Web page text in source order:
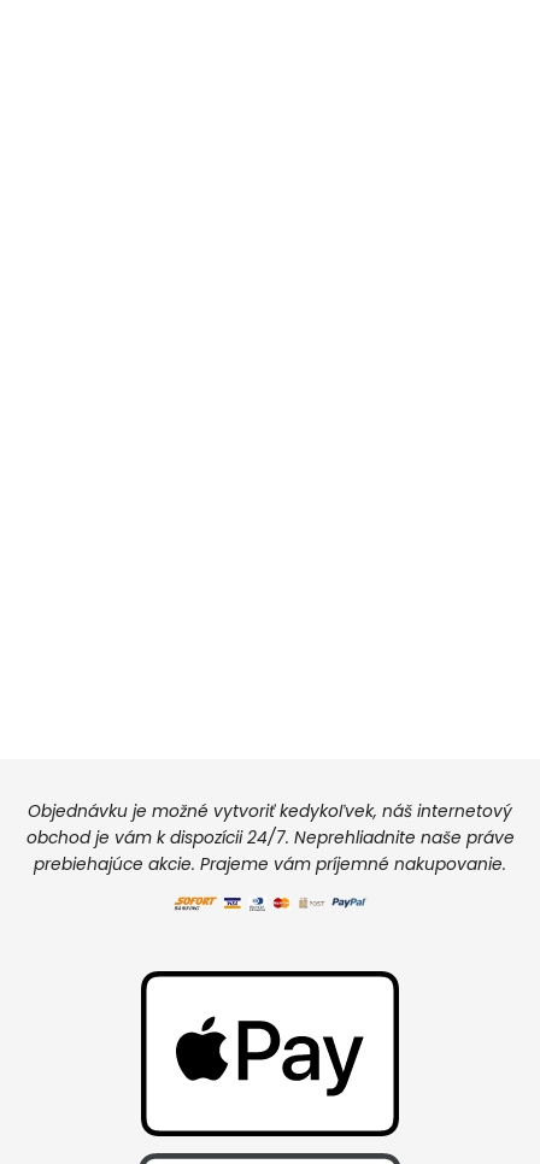
Objednávku je možné vytvoriť kedykoľvek, náš internetový
obchod je vám k dispozícii 24/7. Neprehliadnite naše práve
prebiehajúce akcie. Prajeme vám príjemné nakupovanie.